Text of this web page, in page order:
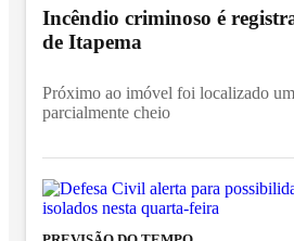
Incêndio criminoso é
de Itapema
Próximo ao imóvel foi localizado
parcialmente cheio